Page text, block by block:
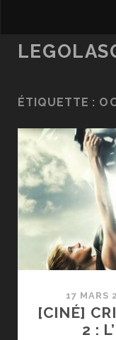
ÉTIQUETTE :
17 MARS
[CINÉ]
2 :